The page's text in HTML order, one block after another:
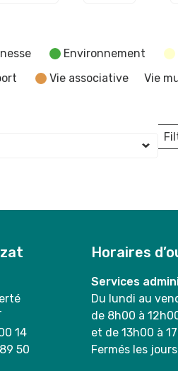
Environnement
Vie associative
Vie
14
50
Horaires
Services
Du lundi au
de 8h00 à
et de 13h00 à
Fermés les